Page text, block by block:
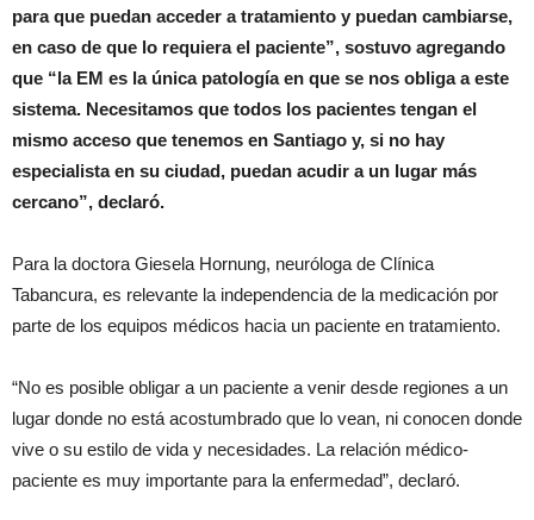
para que puedan acceder a tratamiento y puedan cambiarse,
en caso de que lo requiera el paciente”, sostuvo agregando
que “la EM es la única patología en que se nos obliga a este
sistema. Necesitamos que todos los pacientes tengan el
mismo acceso que tenemos en Santiago y, si no hay
especialista en su ciudad, puedan acudir a un lugar más
cercano”, declaró.
Para la doctora Giesela Hornung, neuróloga de Clínica
Tabancura, es relevante la independencia de la medicación por
parte de los equipos médicos hacia un paciente en tratamiento.
“No es posible obligar a un paciente a venir desde regiones a un
lugar donde no está acostumbrado que lo vean, ni conocen donde
vive o su estilo de vida y necesidades. La relación médico-
paciente es muy importante para la enfermedad”, declaró.